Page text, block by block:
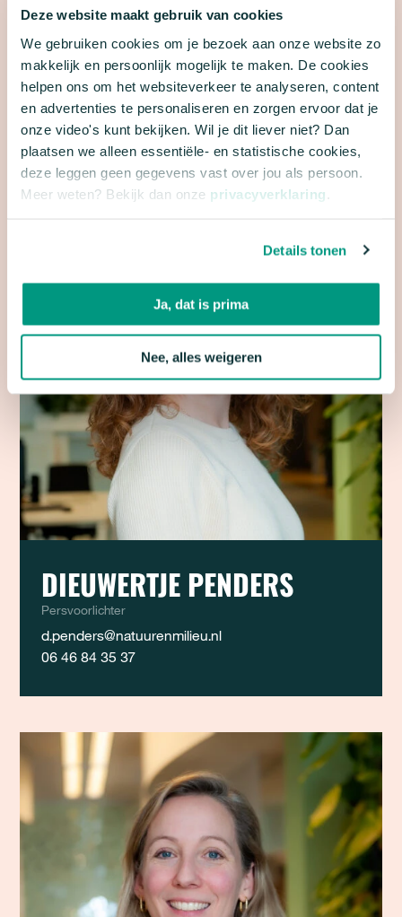
Deze website maakt gebruik van cookies
We gebruiken cookies om je bezoek aan onze website zo
makkelijk en persoonlijk mogelijk te maken. De cookies
helpen ons om het websiteverkeer te analyseren, content
en advertenties te personaliseren en zorgen ervoor dat je
onze video's kunt bekijken. Wil je dit liever niet? Dan
plaatsen we alleen essentiële- en statistische cookies,
deze leggen geen gegevens vast over jou als persoon.
Meer weten? Bekijk dan onze privacyverklaring
Details tonen
Ja, dat is prima
Nee, alles weigeren
PERSVOORLICHTERS
Voor persgerelateerde vragen kun je terecht bij een
van onze persvoorlichters.
DIEUWERTJE PENDERS
Persvoorlichter
d.penders@natuurenmilieu.nl
06 46 84 35 37